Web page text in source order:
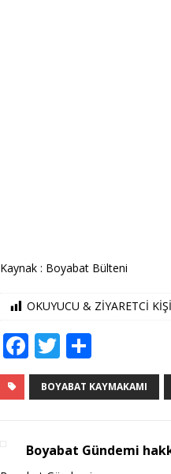
Kaynak : Boyabat Bülteni
OKUYUCU & ZİYARETCİ
F
a
c
b
T
w
it
r
h
ar
BOYABAT KAYMAKAMI
Boyabat Gündemi